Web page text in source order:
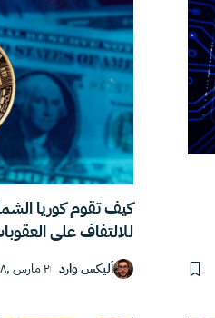
كيف تقوم كوريا
للالتفاف على
أليكس وارد ٢ مارس ,٢٠١٨